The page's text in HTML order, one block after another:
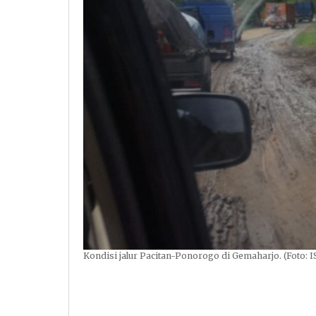
Kondisi jalur Pacitan-Ponorogo di Gemaharjo. (Foto: